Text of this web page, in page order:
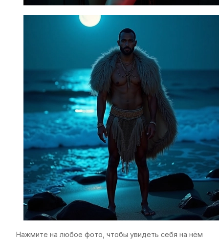
Нажмите на любое фото, чтобы увидеть себя на нём